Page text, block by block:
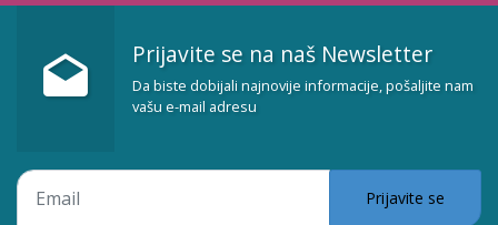
Prijavite se na naš Newsletter
Da biste dobijali najnovije informacije, pošaljite nam
vašu e-mail adresu
Prijavite se